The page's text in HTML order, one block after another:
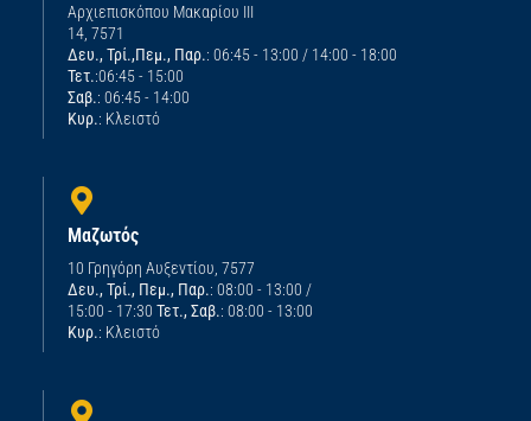
Αρχιεπισκόπου Μακαρίου ΙΙΙ
14, 7571
Δευ., Τρί.,Πεμ., Παρ.: 06:45 - 13:00 / 14:00 - 18:00
Τετ.:06:45 - 15:00
Σαβ.: 06:45 - 14:00
Κυρ.: Κλειστό
Μαζωτός
10 Γρηγόρη Αυξεντίου, 7577
Δευ., Τρί., Πεμ., Παρ.: 08:00 - 13:00 /
15:00 - 17:30 Τετ., Σαβ.: 08:00 - 13:00
Κυρ.: Κλειστό